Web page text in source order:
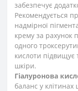
забезпечує
Рекомендується
надмірної
крему за рахунок
одного
кислоти підвищує
шкіри.
Гіалуронова
баланс у клітинах